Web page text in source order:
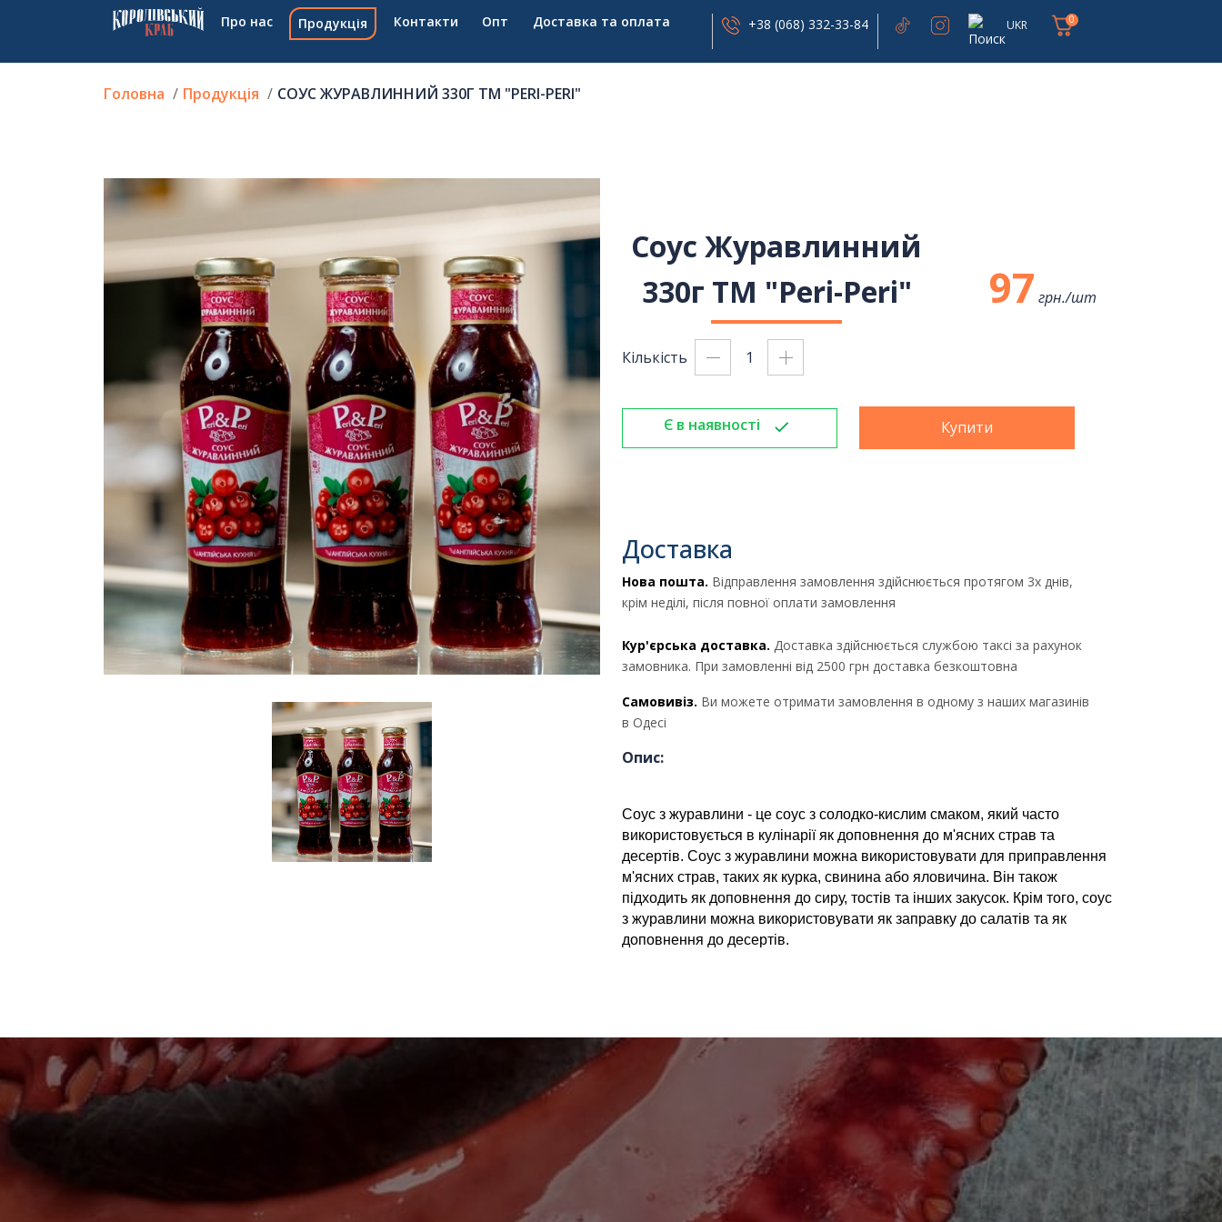
Про нас Продукція Контакти Опт Доставка та оплата +38 (068) 332-33-84 UKR 0
Головна Продукція СОУС ЖУРАВЛИННИЙ 330Г ТМ "PERI-PERI"
Соус Журавлинний
330г ТМ "Peri-Peri"
97 грн./шт
Кількість
Є в наявності Купити
Доставка
Нова пошта. Відправлення замовлення здійснюється протягом 3х днів,
крім неділі, після повної оплати замовлення
Кур'єрська доставка. Доставка здійснюється службою таксі за рахунок
замовника. При замовленні від 2500 грн доставка безкоштовна
Самовивіз. Ви можете отримати замовлення в одному з наших магазинів
в Одесі
Опис:
Соус з журавлини - це соус з солодко-кислим смаком, який часто
використовується в кулінарії як доповнення до м'ясних страв та
десертів. Соус з журавлини можна використовувати для приправлення
м'ясних страв, таких як курка, свинина або яловичина. Він також
підходить як доповнення до сиру, тостів та інших закусок. Крім того, соус
з журавлини можна використовувати як заправку до салатів та як
доповнення до десертів.
Отримати комерційну
пропозицію
Ім'я повинно бути від 3 до 25 символів!
Email:
Номер телефону*: